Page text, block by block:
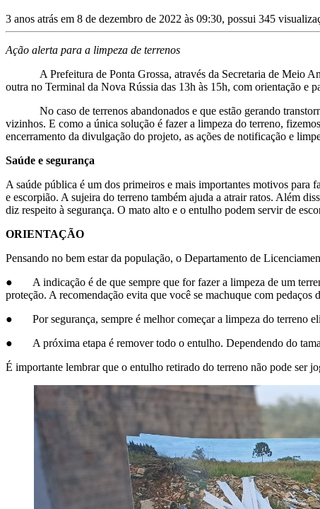
3 anos atrás em 8 de dezembro de 2022 às 09:30, possui 345
Ação alerta para a limpeza de terrenos
A Prefeitura de Ponta Grossa, através da Secretaria de Meio
outra no Terminal da Nova Rússia das 13h às 15h, com orientação e
No caso de terrenos abandonados e que estão gerando
vizinhos. E como a única solução é fazer a limpeza do terreno,
encerramento da divulgação do projeto, as ações de notificação e
Saúde e segurança
A saúde pública é um dos primeiros e mais importantes motivos para
e escorpião. A sujeira do terreno também ajuda a atrair ratos. Além
diz respeito à segurança. O mato alto e o entulho podem servir de
ORIENTAÇÃO
Pensando no bem estar da população, o Departamento de
● A indicação é de que sempre que for fazer a limpeza de um
proteção. A recomendação evita que você se machuque com
● Por segurança, sempre é melhor começar a limpeza do terreno
● A próxima etapa é remover todo o entulho. Dependendo do
É importante lembrar que o entulho retirado do terreno não pode ser